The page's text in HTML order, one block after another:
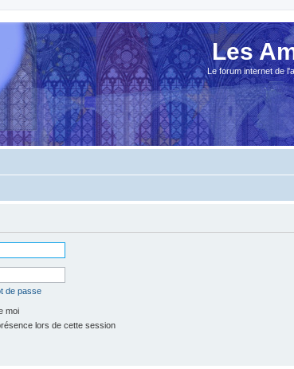
Les
Le forum internet de
de passe
moi
lors de cette session